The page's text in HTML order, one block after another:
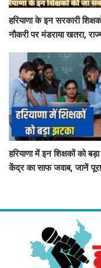
हरियाणा के इन सरकारी
नौकरी पर मंडराया खतरा,
हरियाणा में इन शिक्षकों को
केंद्र का साफ जवाब, जानें पूरा